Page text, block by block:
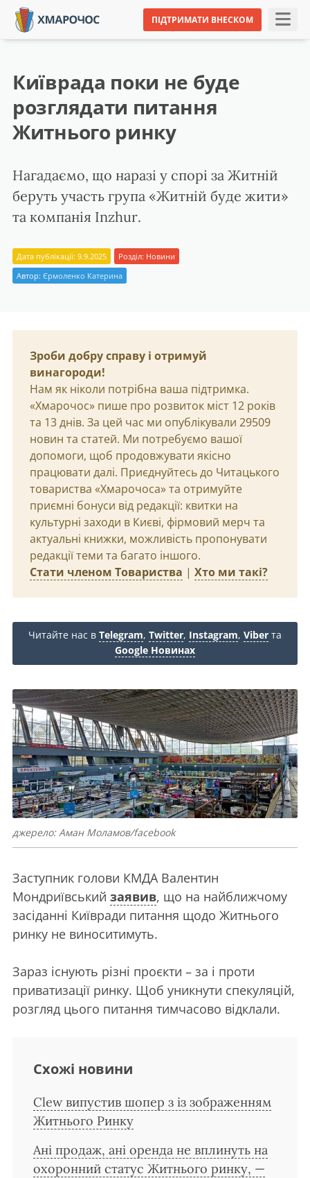
ПІДТРИМАТИ ВНЕСКОМ
Київрада поки не буде
розглядати питання
Житнього ринку
Нагадаємо, що наразі у спорі за Житній
беруть участь група «Житній буде жити»
та компанія Inzhur.
Дата публікації: 9.9.2025 Розділ: Новини
Автор: Єрмоленко Катерина
Зроби добру справу і отримуй
винагороди!
Нам як ніколи потрібна ваша підтримка.
«Хмарочос» пише про розвиток міст 12 років
та 13 днів. За цей час ми опублікували 29509
новин та статей. Ми потребуємо вашої
допомоги, щоб продовжувати якісно
працювати далі. Приєднуйтесь до Читацького
товариства «Хмарочоса» та отримуйте
приємні бонуси від редакції: квитки на
культурні заходи в Києві, фірмовий мерч та
актуальні книжки, можливість пропонувати
редакції теми та багато іншого.
Стати членом Товариства | Хто ми такі?
Читайте нас в Telegram, Twitter, Instagram, Viber та
Google Новинах
джерело: Аман Моламов/facebook
Заступник голови КМДА Валентин
Мондриївський заявив, що на найближчому
засіданні Київради питання щодо Житнього
ринку не виноситимуть.
Зараз існують різні проєкти – за і проти
приватизації ринку. Щоб уникнути спекуляцій,
розгляд цього питання тимчасово відклали.
Схожі новини
Clew випустив шопер з із зображенням
Житнього Ринку
Ані продаж, ані оренда не вплинуть на
охоронний статус Житнього ринку, —